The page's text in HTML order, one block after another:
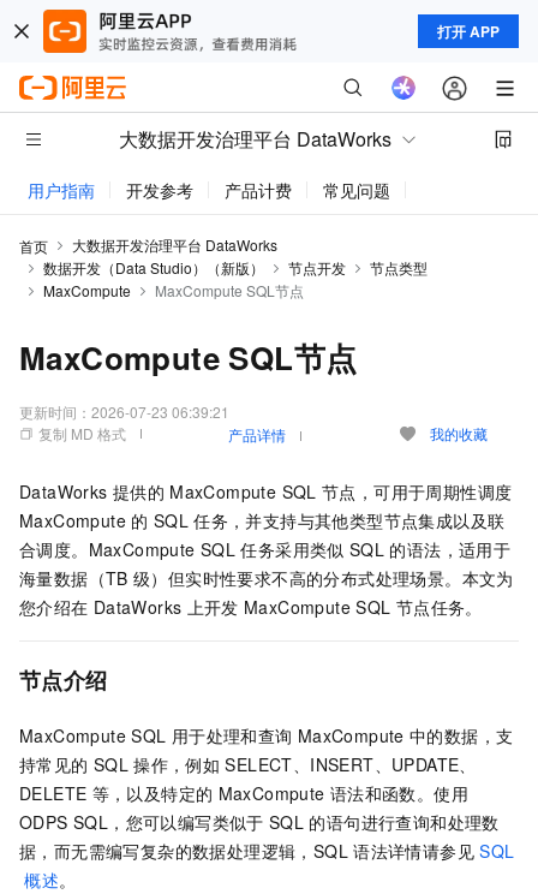
打开 APP
大数据开发治理平台 DataWorks
用户指南 开发参考 产品计费 常见问题
首页
大数据开发治理平台 DataWorks
数据开发（Data Studio）（新版）
节点开发
节点类型
MaxCompute
MaxCompute SQL节点
MaxCompute SQL节点
更新时间： 2026-07-23 06:39:21
复制 MD 格式
产品详情 我的收藏
DataWorks 提供的 MaxCompute SQL 节点，可用于周期性调度
MaxCompute 的 SQL 任务，并支持与其他类型节点集成以及联
合调度。MaxCompute SQL 任务采用类似 SQL 的语法，适用于
海量数据（TB 级）但实时性要求不高的分布式处理场景。本文为
您介绍在 DataWorks 上开发 MaxCompute SQL 节点任务。
节点介绍
MaxCompute SQL 用于处理和查询 MaxCompute 中的数据，支
持常见的 SQL 操作，例如 SELECT、INSERT、UPDATE、
DELETE 等，以及特定的 MaxCompute 语法和函数。使用
ODPS SQL，您可以编写类似于 SQL 的语句进行查询和处理数
据，而无需编写复杂的数据处理逻辑，SQL 语法详情请参见 SQL
概述。